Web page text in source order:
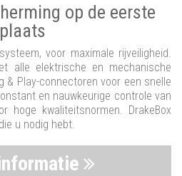
op de eerste
plaats
voor maximale rijveiligheid.
alle elektrische en mechanische
& Play-connectoren voor een snelle
en nauwkeurige controle van
hoge kwaliteitsnormen. DrakeBox
u nodig hebt.